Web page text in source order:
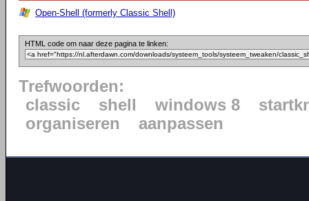
Open-Shell (formerly Classic Shell)
HTML code om naar deze pagina te linken:
Trefwoorden:
classic
shell windows 8
organiseren
aanpassen